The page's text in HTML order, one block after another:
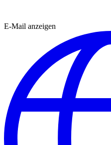
E-Mail anzeigen